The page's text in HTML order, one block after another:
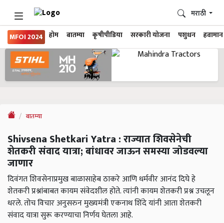
MFOI 2024 होम बातम्या कृषीपीडिया सरकारी योजना पशुधन हवामान
मराठी
बातम्या
Shivsena Shetkari Yatra : राज्यात शिवसेनेची
शेतकरी संवाद यात्रा; बांधावर जाऊन समस्या जोडवल्या
जाणार
दिवंगत शिवसेनाप्रमुख बाळासाहेब ठाकरे आणि धर्मवीर आनंद दिघे हे
शेतकरी प्रश्नांबाबत कायम संवेदशील होते. त्यांनी कायम शेतकरी प्रश्न उचलून
धरले. तोच विचार अनुसरुन मुख्यमंत्री एकनाथ शिंदे यांनी आता शेतकरी
संवाद यात्रा सुरू करण्याचा निर्णय घेतला आहे.